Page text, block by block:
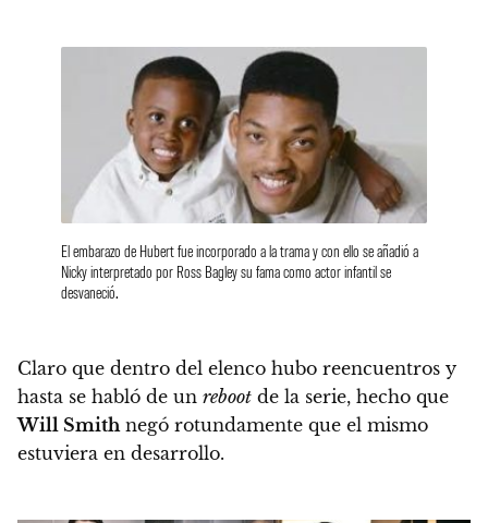
El embarazo de Hubert fue incorporado a la trama y con ello se añadió a
Nicky interpretado por Ross Bagley su fama como actor infantil se
desvaneció.
Claro que dentro del elenco hubo reencuentros y
hasta se habló de un reboot de la serie, hecho que
Will Smithnegó rotundamente que el mismo
estuviera en desarrollo.